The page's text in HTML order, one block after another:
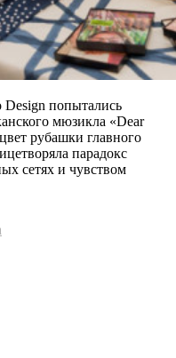
попытались
мюзикла «Dear
рубашки главного
парадокс
сетях и чувством